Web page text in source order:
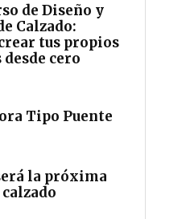
de Diseño y
Calzado:
tus propios
cero
Tipo Puente
la próxima